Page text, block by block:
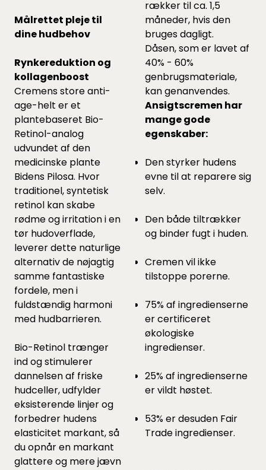
Målrettet pleje til
dine hudbehov
Rynkereduktion og
kollagenboost
Cremens store anti-
age-helt er et
plantebaseret Bio-
Retinol-analog
udvundet af den
medicinske plante
Bidens Pilosa. Hvor
traditionel, syntetisk
retinol kan skabe
rødme og irritation i en
tør hudoverflade,
leverer dette naturlige
alternativ de nøjagtig
samme fantastiske
fordele, men i
fuldstændig harmoni
med hudbarrieren.
Bio-Retinol trænger
ind og stimulerer
dannelsen af friske
hudceller, udfylder
eksisterende linjer og
forbedrer hudens
elasticitet markant, så
du opnår en markant
glattere og mere jævn
rækker til ca. 1,5
måneder, hvis den
bruges dagligt.
Dåsen, som er lavet af
40% - 60%
genbrugsmateriale,
kan genanvendes.
Ansigtscremen har
mange gode
egenskaber:
Den styrker hudens
evne til at reparere sig
selv.
Den både tiltrækker
og binder fugt i huden.
Cremen vil ikke
tilstoppe porerne.
75% af ingredienserne
er certificeret
økologiske
ingredienser.
25% af ingredienserne
er vildt høstet.
53% er desuden Fair
Trade ingredienser.